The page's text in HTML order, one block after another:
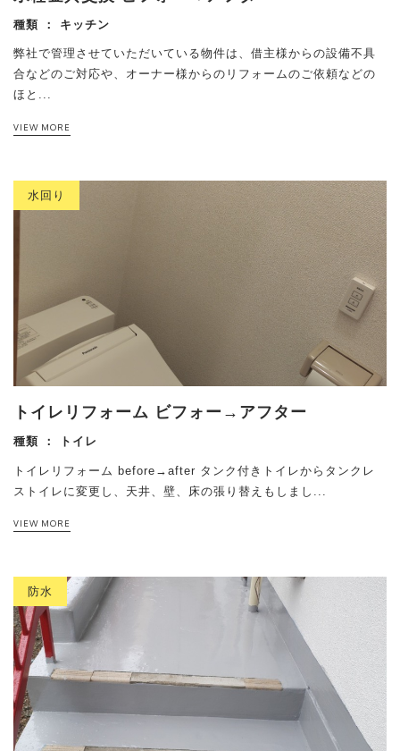
種類 ： キッチン
弊社で管理させていただいている物件は、借主様からの設備不具
合などのご対応や、オーナー様からのリフォームのご依頼などの
ほと...
VIEW MORE
水回り
トイレリフォーム ビフォー→アフター
種類 ： トイレ
トイレリフォーム before→after タンク付きトイレからタンクレ
ストイレに変更し、天井、壁、床の張り替えもしまし...
VIEW MORE
防水